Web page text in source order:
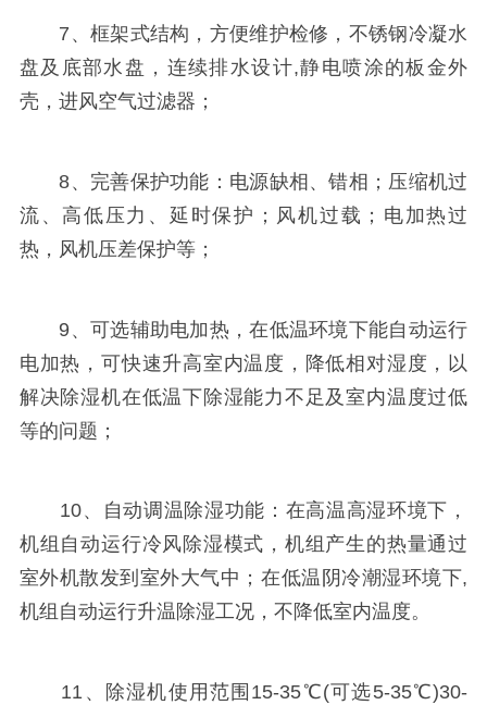
7、框架式结构，方便维护检修，不锈钢冷凝水
盘及底部水盘，连续排水设计,静电喷涂的板金外
壳，进风空气过滤器；
8、完善保护功能：电源缺相、错相；压缩机过
流、高低压力、延时保护；风机过载；电加热过
热，风机压差保护等；
9、可选辅助电加热，在低温环境下能自动运行
电加热，可快速升高室内温度，降低相对湿度，以
解决除湿机在低温下除湿能力不足及室内温度过低
等的问题；
10、自动调温除湿功能：在高温高湿环境下，
机组自动运行冷风除湿模式，机组产生的热量通过
室外机散发到室外大气中；在低温阴冷潮湿环境下,
机组自动运行升温除湿工况，不降低室内温度。
11、除湿机使用范围15-35℃(可选5-35℃)30-